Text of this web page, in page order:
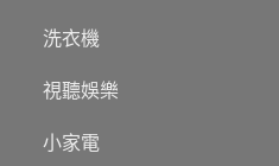
洗衣機
視聽娛樂
小家電